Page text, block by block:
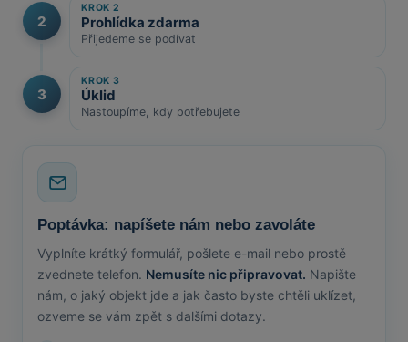
2
KROK 2
Prohlídka zdarma
Přijedeme se podívat
3
KROK 3
Úklid
Nastoupíme, kdy potřebujete
Poptávka: napíšete nám nebo zavoláte
Vyplníte krátký formulář, pošlete e-mail nebo prostě
zvednete telefon. Nemusíte nic připravovat. Napište
nám, o jaký objekt jde a jak často byste chtěli uklízet,
ozveme se vám zpět s dalšími dotazy.